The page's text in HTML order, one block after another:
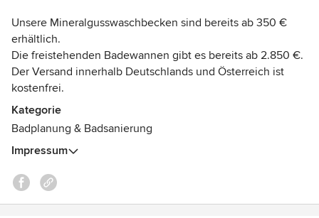
Unsere Mineralgusswaschbecken sind bereits ab 350 €
erhältlich.
Die freistehenden Badewannen gibt es bereits ab 2.850 €.
Der Versand innerhalb Deutschlands und Österreich ist
kostenfrei.
Kategorie
Badplanung & Badsanierung
Impressum